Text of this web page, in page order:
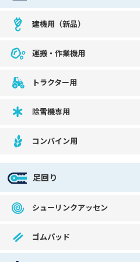
建機用（新品）
運搬・作業機用
トラクター用
除雪機専用
コンバイン用
足回り
シューリンクアッセン
ゴムパッド